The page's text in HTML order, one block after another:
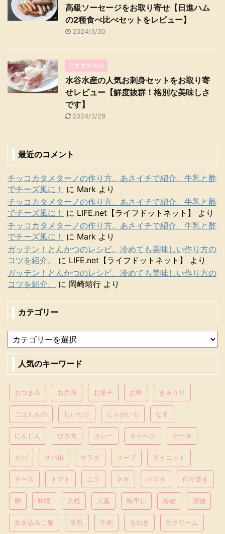
高級ソーセージをお取り寄せ【日進ハム
の2種食べ比べセットをレビュー】
2024/3/30
おすすめ商品
水谷水産の人気お刺身セットをお取り寄
せレビュー【鮮度抜群！格別な美味しさ
です】
2024/3/28
最近のコメント
チッコカタメターノの作り方。あさイチで紹介、牛乳と酢
でチーズ風に！
に Mark より
チッコカタメターノの作り方。あさイチで紹介、牛乳と酢
でチーズ風に！
に LIFE.net【ライフドットネット】
より
チッコカタメターノの作り方。あさイチで紹介、牛乳と酢
でチーズ風に！
に Mark より
ガッテン！とんかつのレシピ。冷めても美味しい作り方の
コツを紹介。
に LIFE.net【ライフドットネット】
より
ガッテン！とんかつのレシピ。冷めても美味しい作り方の
コツを紹介。
に 岡崎靖行 より
カテゴリー
人気のキーワード
おつまみ お弁当 お菓子 お酢 きゅうり
ごはんもの しいたけ じゃがいも なす
にんじん ひき肉 カレー キャベツ ケーキ
サバ サバ缶 サラダ スープ ダイエット
チーズ トマト ニラ ネギ パスタ 作り置き
卵 味噌 大根 大葉 梅干し 海老 漬物
炊き込みご飯 牛乳 牛肉 玉ねぎ 生クリーム